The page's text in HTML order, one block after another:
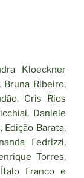
Kloeckner
Bruna Ribeiro,
Cris Rios
Daniele
Edição Barata,
Fedrizzi,
Torres,
Franco e